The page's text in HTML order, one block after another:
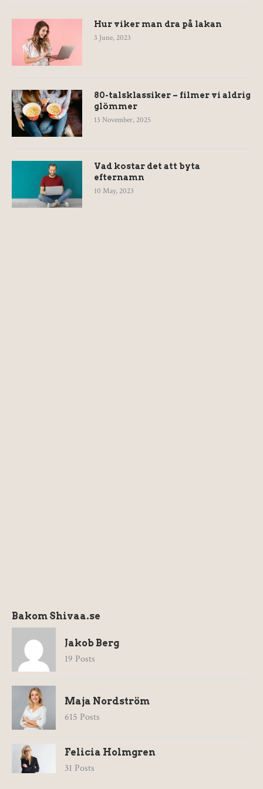
Hur viker man dra på lakan
3 June, 2023
80-talsklassiker – filmer vi aldrig
glömmer
13 November, 2025
Vad kostar det att byta
efternamn
10 May, 2023
Bakom Shivaa.se
Jakob Berg
19 Posts
Maja Nordström
615 Posts
Felicia Holmgren
31 Posts